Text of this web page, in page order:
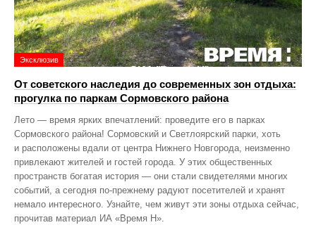
Эксклюзив
От советского наследия до современных зон отдыха:
прогулка по паркам Сормовского района
Лето — время ярких впечатлений: проведите его в парках
Сормовского района! Сормовский и Светлоярский парки, хоть
и расположены вдали от центра Нижнего Новгорода, неизменно
привлекают жителей и гостей города. У этих общественных
пространств богатая история — они стали свидетелями многих
событий, а сегодня по‑прежнему радуют посетителей и хранят
немало интересного. Узнайте, чем живут эти зоны отдыха сейчас,
прочитав материал ИА «Время Н».